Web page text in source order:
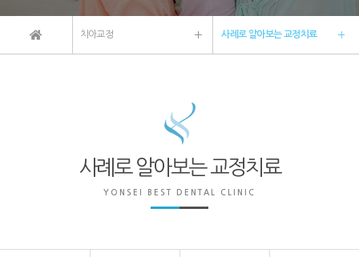
치아교정 사례로 알아보는 교정치료
사례로 알아보는 교정치료
YONSEI BEST DENTAL CLINIC